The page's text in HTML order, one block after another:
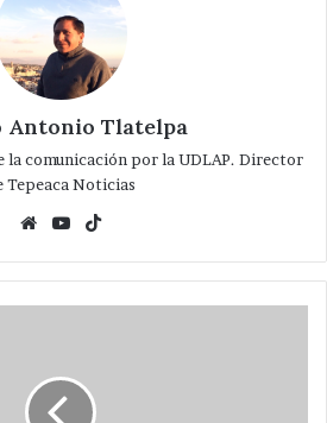
Antonio Tlatelpa
la comunicación por la UDLAP. Director
Tepeaca Noticias
WebsiteYouTube